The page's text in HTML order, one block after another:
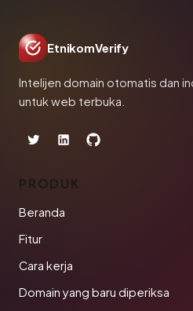
EtnikomVerify
Intelijen domain otomatis dan
untuk web terbuka.
PRODUK
Beranda
Fitur
Cara kerja
Domain yang baru diperiksa